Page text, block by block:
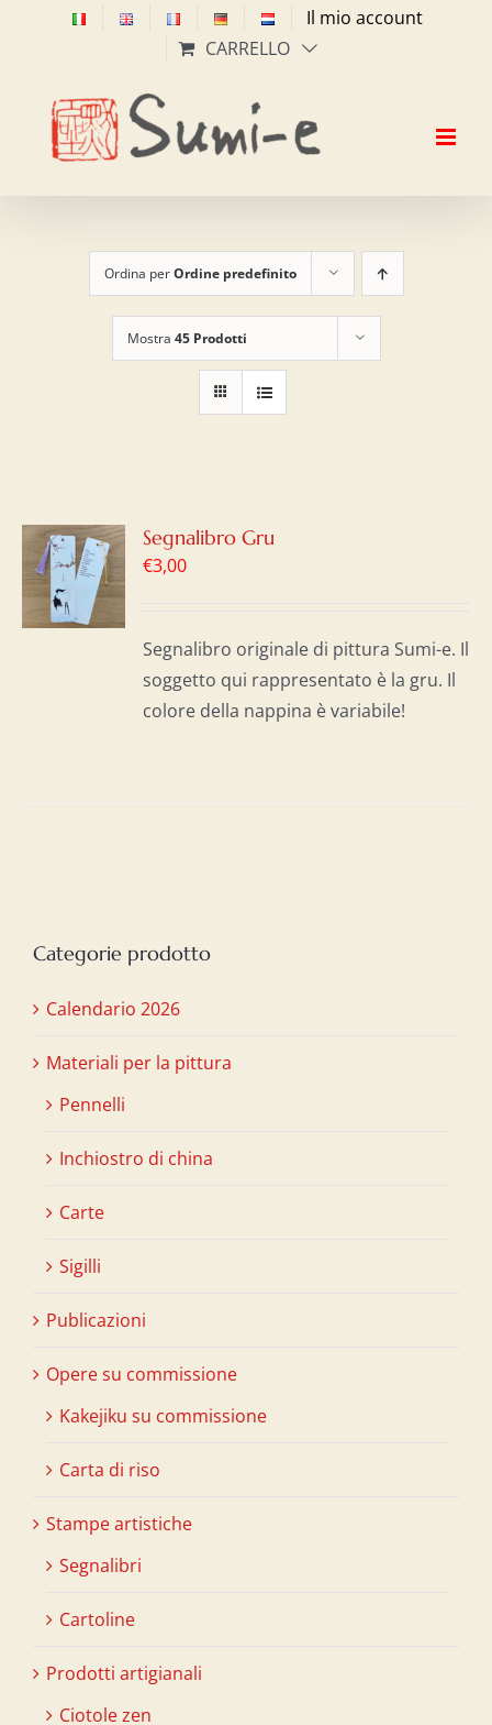
Il mio account
CARRELLO
Ordina perOrdine predefinito
Mostra 45 Prodotti
Segnalibro Gru
€3,00
Segnalibro originale di pittura Sumi-e. Il
soggetto qui rappresentato è la gru. Il
colore della nappina è variabile!
Categorie prodotto
Calendario 2026
Materiali per la pittura
Pennelli
Inchiostro di china
Carte
Sigilli
Publicazioni
Opere su commissione
Kakejiku su commissione
Carta di riso
Stampe artistiche
Segnalibri
Cartoline
Prodotti artigianali
Ciotole zen